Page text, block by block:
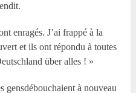
enragés. J’ai frappé à la
et ils ont répondu à toutes
über alles ! »
gensdébouchaient à nouveau